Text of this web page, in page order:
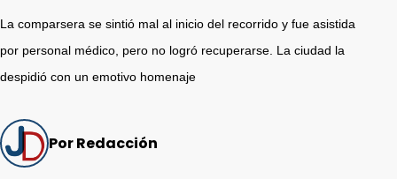
La comparsera se sintió mal al inicio del recorrido y fue asistida
por personal médico, pero no logró recuperarse. La ciudad la
despidió con un emotivo homenaje
Por Redacción